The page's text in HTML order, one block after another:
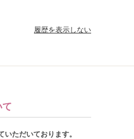
履歴を表示しない
て
いただいております。